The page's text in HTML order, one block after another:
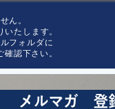
ん。
たします。
フォルダに
認下さい。